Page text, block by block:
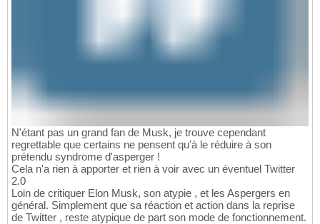
N'étant pas un grand fan de Musk, je trouve cependant
regrettable que certains ne pensent qu'à le réduire à son
prétendu syndrome d'asperger !
Cela n'a rien à apporter et rien à voir avec un éventuel Twitter
2.0
Loin de critiquer Elon Musk, son atypie , et les Aspergers en
général. Simplement que sa réaction et action dans la reprise
de Twitter , reste atypique de part son mode de fonctionnement.